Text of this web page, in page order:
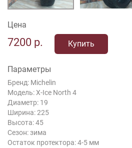
Цена
7200 р. Купить
Параметры
Бренд: Michelin
Модель: X-Ice North 4
Диаметр: 19
Ширина: 225
Высота: 45
Сезон: зима
Остаток протектора: 4-5 мм